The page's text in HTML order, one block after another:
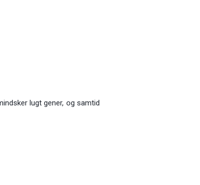
lugt gener, og samtid